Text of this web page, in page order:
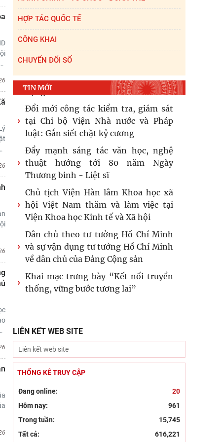
…
HỢP TÁC QUỐC TẾ
CÔNG KHAI
CHUYỂN ĐỔI SỐ
TIN MỚI
Xã hội - Văn học, nghệ
Viện Hàn lâm Khoa học xã hội Việt
Nam và Học viện Chính trị và Hành
chính quốc gia Lào ký Thỏa
kinh tế độc lập, tự chủ: Sáng kiến của
Cộng hòa Dân chủ Nhân dân
Đổi mới công tác kiểm tra, giám sát
tại Chi bộ Viện Nhà nước và Pháp
luật: Gắn siết chặt kỷ cương
Đẩy mạnh sáng tác văn học, nghệ
thuật hướng tới 80 năm Ngày
Thương binh - Liệt sĩ
Chủ tịch Viện Hàn lâm Khoa học xã
hội Việt Nam thăm và làm việc tại
Viện Khoa học Kinh tế và Xã hội
Dân chủ theo tư tưởng Hồ Chí Minh
và sự vận dụng tư tưởng Hồ Chí Minh
về dân chủ của Đảng Cộng sản
Khai mạc trưng bày “Kết nối truyền
thống, vững bước tương lai”
LIÊN KẾT WEB SITE
THỐNG KÊ TRUY CẬP
Đang online:
20
Hôm nay:
961
Trong tuần:
15,745
Tất cả:
616,221